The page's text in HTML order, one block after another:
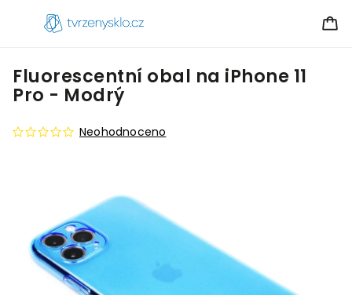
Fluorescentní obal na iPhone 11
Pro - Modrý
Neohodnoceno